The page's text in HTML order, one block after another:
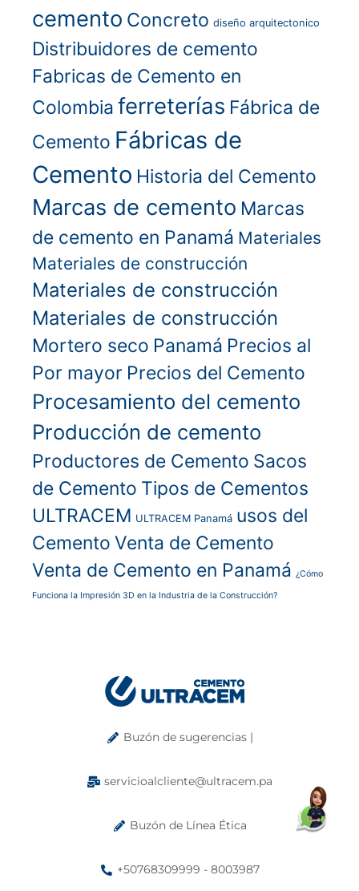
cemento Concreto diseño arquitectonico
Distribuidores de cemento
Fabricas de Cemento en
Colombia ferreterías Fábrica de
Cemento Fábricas de
Cemento Historia del Cemento
Marcas de cemento Marcas
de cemento en Panamá Materiales
Materiales de construcción
Materiales de construcción
Materiales de construcción
Mortero seco Panamá Precios al
Por mayor Precios del Cemento
Procesamiento del cemento
Producción de cemento
Productores de Cemento Sacos
de Cemento Tipos de Cementos
ULTRACEM ULTRACEM Panamá usos del
Cemento Venta de Cemento
Venta de Cemento en Panamá ¿Cómo
Funciona la Impresión 3D en la Industria de la Construcción?
Buzón de sugerencias |
servicioalcliente@ultracem.pa
Buzón de Línea Ética
+50768309999 - 8003987